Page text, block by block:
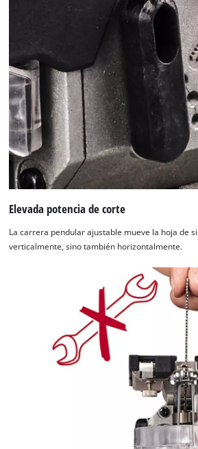
Elevada potencia de corte
La carrera pendular ajustable mueve la hoja de
verticalmente, sino también horizontalmente.